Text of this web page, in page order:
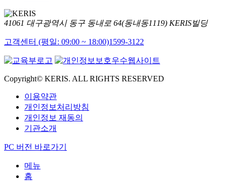
41061 대구광역시 동구 동내로 64(동내동1119) KERIS빌딩
고객센터 (평일: 09:00 ~ 18:00)1599-3122
Copyright© KERIS. ALL RIGHTS RESERVED
이용약관
개인정보처리방침
개인정보 재동의
기관소개
PC 버전 바로가기
메뉴
홈